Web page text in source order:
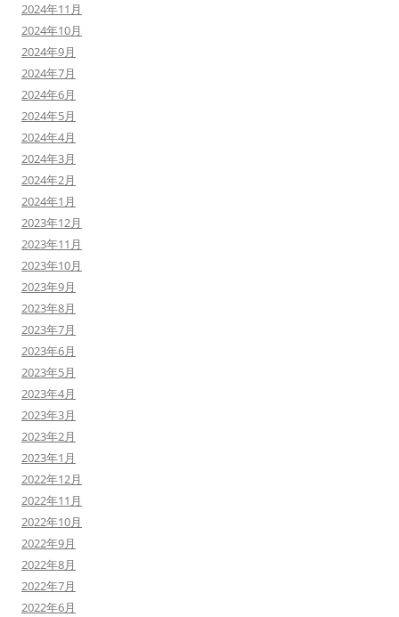
2024年11月
2024年10月
2024年9月
2024年7月
2024年6月
2024年5月
2024年4月
2024年3月
2024年2月
2024年1月
2023年12月
2023年11月
2023年10月
2023年9月
2023年8月
2023年7月
2023年6月
2023年5月
2023年4月
2023年3月
2023年2月
2023年1月
2022年12月
2022年11月
2022年10月
2022年9月
2022年8月
2022年7月
2022年6月